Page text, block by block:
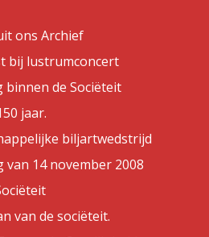
ons Archief
bij lustrumconcert
binnen de Sociëteit
jaar.
biljartwedstrijd
14 november 2008
van de sociëteit.